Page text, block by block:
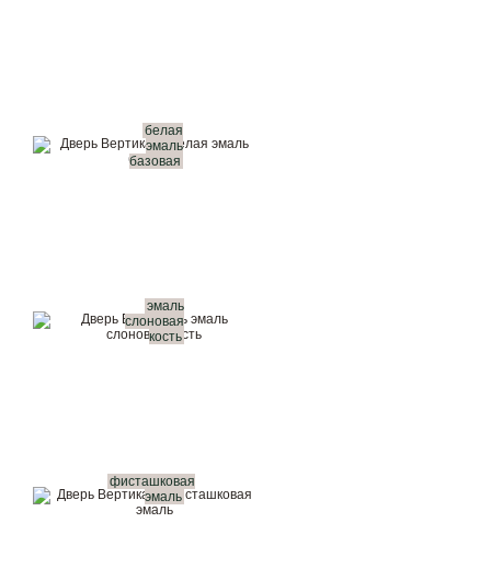
белая
эмаль
базовая
эмаль
слоновая
кость
фисташковая
эмаль